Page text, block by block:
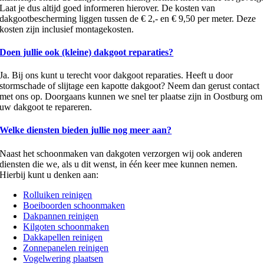
Laat je dus altijd goed informeren hierover. De kosten van
dakgootbescherming liggen tussen de € 2,- en € 9,50 per meter. Deze
kosten zijn inclusief montagekosten.
Doen jullie ook (kleine) dakgoot reparaties?
Ja. Bij ons kunt u terecht voor dakgoot reparaties. Heeft u door
stormschade of slijtage een kapotte dakgoot? Neem dan gerust contact
met ons op. Doorgaans kunnen we snel ter plaatse zijn in Oostburg om
uw dakgoot te repareren.
Welke diensten bieden jullie nog meer aan?
Naast het schoonmaken van dakgoten verzorgen wij ook anderen
diensten die we, als u dit wenst, in één keer mee kunnen nemen.
Hierbij kunt u denken aan:
Rolluiken reinigen
Boeiboorden schoonmaken
Dakpannen reinigen
Kilgoten schoonmaken
Dakkapellen reinigen
Zonnepanelen reinigen
Vogelwering plaatsen